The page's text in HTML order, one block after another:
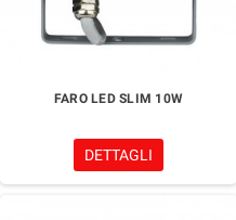
FARO LED SLIM 10W
DETTAGLI